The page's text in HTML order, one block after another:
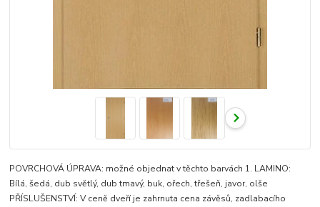
POVRCHOVÁ ÚPRAVA: možné objednat v těchto barvách 1. LAMINO:
Bílá, šedá, dub světlý, dub tmavý, buk, ořech, třešeň, javor, olše
PŘÍSLUŠENSTVÍ: V ceně dveří je zahrnuta cena závěsů, zadlabacího